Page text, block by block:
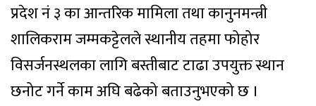
प्रदेश नं ३ का आन्तरिक मामिला तथा कानुनमन्त्री
शालिकराम जम्मकट्टेलले स्थानीय तहमा फोहोर
विसर्जनस्थलका लागि बस्तीबाट टाढा उपयुक्त स्थान
छनोट गर्ने काम अघि बढेको बताउनुभएको छ ।